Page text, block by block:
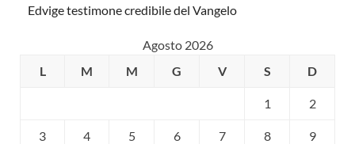
Edvige testimone credibile del Vangelo
Agosto 2026
L
M M G V S D
1 2
3 4 5 6 7 8 9